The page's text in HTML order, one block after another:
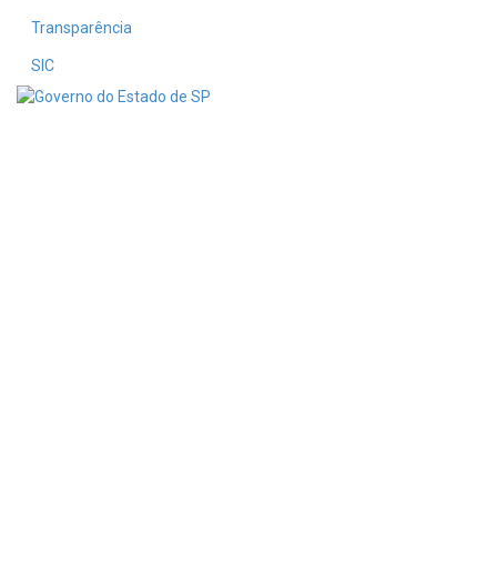
Transparência
SIC